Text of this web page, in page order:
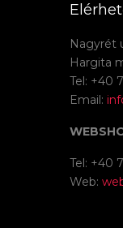
Nagyrét
Hargita
Tel: +40
Email:
Tel: +40
Web: